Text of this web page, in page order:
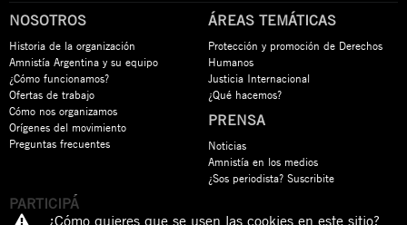
NOSOTROS
Historia de la organización
Amnistía Argentina y su equipo
¿Cómo funcionamos?
Ofertas de trabajo
Cómo nos organizamos
Orígenes del movimiento
Preguntas frecuentes
ÁREAS TEMÁTICAS
Protección y promoción de Derechos
Humanos
Justicia Internacional
¿Qué hacemos?
PRENSA
Noticias
Amnistía en los medios
¿Sos periodista? Suscribite
PARTICIPÁ
¿Cómo quieres que se usen las cookies en este sitio?